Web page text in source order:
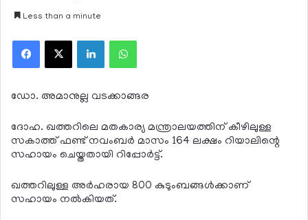
Less than a minute
Facebook
X LinkedInWhatsApp
ഡോ. അമാനുല്ല വടക്കാങ്ങര
ദോഹ. ഖത്തറിലെ മതകാര്യ മന്ത്രാലയത്തിന് കീഴിലുള്ള
സകാത്ത് ഫണ്ട് നവംബര്‍ മാസം 164 ലക്ഷം റിയാലിന്റെ
സഹായം ചെയ്തതായി റിപ്പോര്‍ട്ട്.
ഖത്തറിലുള്ള അര്‍ഹരായ 800 കുടുംബങ്ങള്‍ക്കാണ്
സഹായം നല്‍കിയത്.